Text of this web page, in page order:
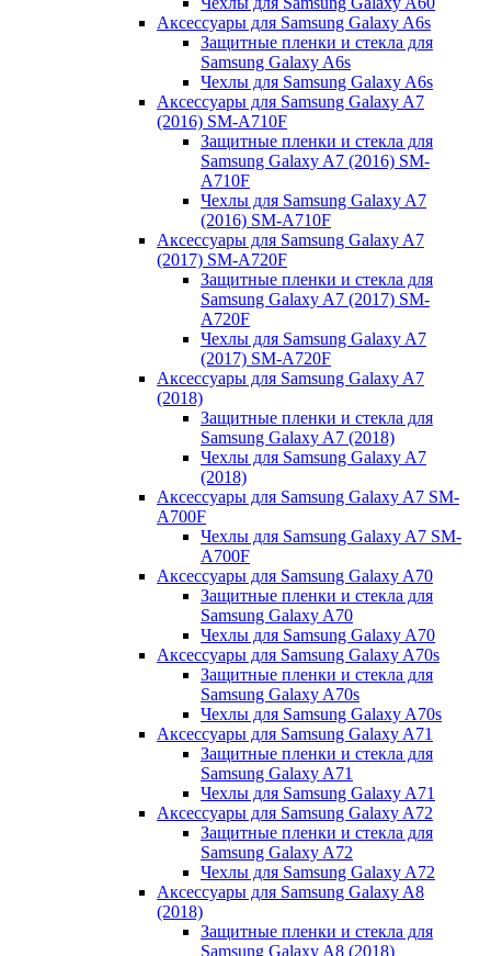
Аксессуары для Samsung Galaxy A6s
Защитные пленки и стекла для
Samsung Galaxy A6s
Чехлы для Samsung Galaxy A6s
Аксессуары для Samsung Galaxy A7
(2016) SM-A710F
Защитные пленки и стекла для
Samsung Galaxy A7 (2016) SM-
A710F
Чехлы для Samsung Galaxy A7
(2016) SM-A710F
Аксессуары для Samsung Galaxy A7
(2017) SM-A720F
Защитные пленки и стекла для
Samsung Galaxy A7 (2017) SM-
A720F
Чехлы для Samsung Galaxy A7
(2017) SM-A720F
Аксессуары для Samsung Galaxy A7
(2018)
Защитные пленки и стекла для
Samsung Galaxy A7 (2018)
Чехлы для Samsung Galaxy A7
(2018)
Аксессуары для Samsung Galaxy A7 SM-
A700F
Чехлы для Samsung Galaxy A7 SM-
A700F
Аксессуары для Samsung Galaxy A70
Защитные пленки и стекла для
Samsung Galaxy A70
Чехлы для Samsung Galaxy A70
Аксессуары для Samsung Galaxy A70s
Защитные пленки и стекла для
Samsung Galaxy A70s
Чехлы для Samsung Galaxy A70s
Аксессуары для Samsung Galaxy A71
Защитные пленки и стекла для
Samsung Galaxy A71
Чехлы для Samsung Galaxy A71
Аксессуары для Samsung Galaxy A72
Защитные пленки и стекла для
Samsung Galaxy A72
Чехлы для Samsung Galaxy A72
Аксессуары для Samsung Galaxy A8
(2018)
Защитные пленки и стекла для
Samsung Galaxy A8 (2018)